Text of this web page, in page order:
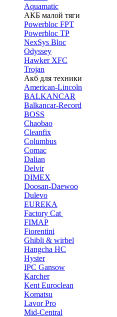
Aquamatic
АКБ малой тяги
Powerbloc FPT
Powerbloc TP
NexSys Bloc
Odyssey
Hawker XFC
Trojan
Акб для техники
American-Lincoln
BALKANCAR
Balkancar-Record
BOSS
Chaobao
Cleanfix
Columbus
Comac
Dalian
Delvir
DIMEX
Doosan-Daewoo
Dulevo
EUREKA
Factory Cat
FIMAP
Fiorentini
Ghibli & wirbel
Hangcha HC
Hyster
IPC Gansow
Karcher
Kent Euroclean
Komatsu
Lavor Pro
Mid-Central